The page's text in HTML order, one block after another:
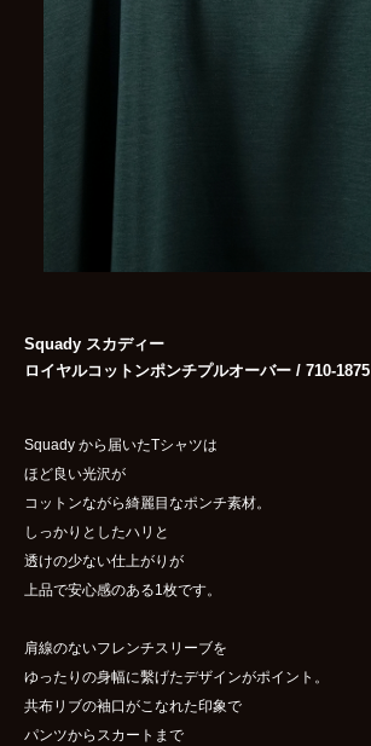
Squady スカディー
ロイヤルコットンポンチプルオーバー / 710-1875
Squady から届いたTシャツは
ほど良い光沢が
コットンながら綺麗目なポンチ素材。
しっかりとしたハリと
透けの少ない仕上がりが
上品で安心感のある1枚です。
肩線のないフレンチスリーブを
ゆったりの身幅に繫げたデザインがポイント。
共布リブの袖口がこなれた印象で
パンツからスカートまで